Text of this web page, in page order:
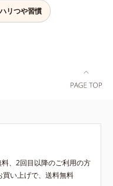
リつや習慣
、2回目以降のご利用の方
い上げで、送料無料